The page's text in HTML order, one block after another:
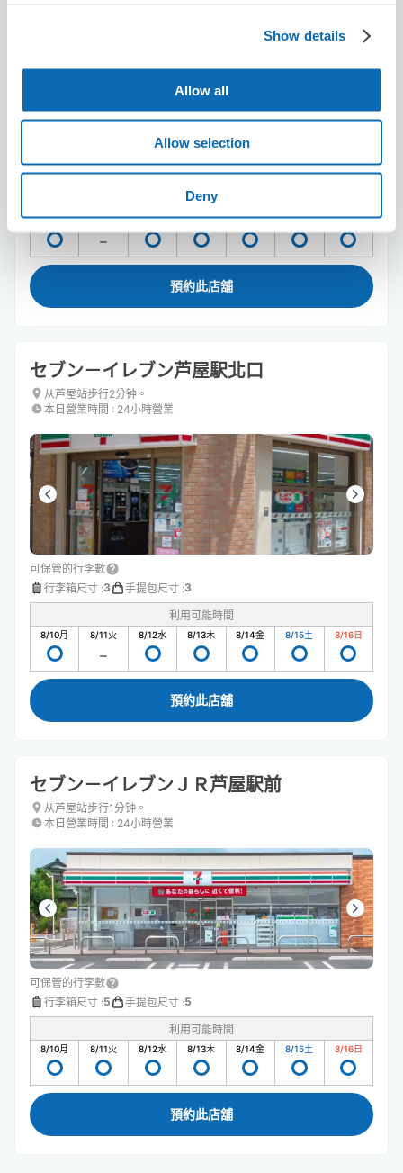
Show details
Allow all
Allow selection
Deny
行李箱尺寸:10 手提包尺寸:10
利用可能時間
8/10月 8/11火 8/12水 8/13木 8/14金 8/15土 8/16日
預約此店舖
セブン－イレブン芦屋駅北口
从芦屋站步行2分钟。
本日營業時間 : 24小時營業
可保管的行李數
行李箱尺寸 :3 手提包尺寸 :3
利用可能時間
8/10月 8/11火 8/12水 8/13木 8/14金 8/15土 8/16日
預約此店舖
セブン－イレブンＪＲ芦屋駅前
从芦屋站步行1分钟。
本日營業時間 : 24小時營業
可保管的行李數
行李箱尺寸 :5 手提包尺寸 :5
利用可能時間
8/10月 8/11火 8/12水 8/13木 8/14金 8/15土 8/16日
預約此店舖